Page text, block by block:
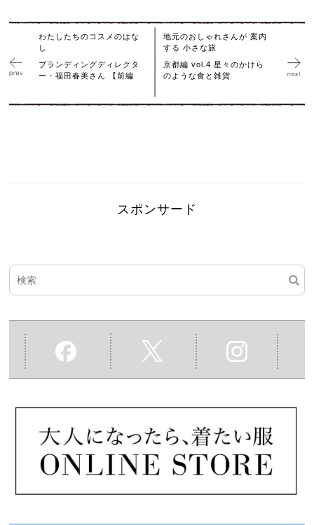
わたしたちのコスメのはな
し
ブランディングディレクタ
ー・福田春美さん 【前編
地元のおしゃれさんが 案内
する 小さな旅
京都編 vol.4 星々のかけら
のような食と雑貨
スポンサード